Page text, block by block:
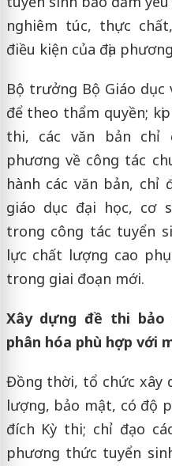
nghiêm túc, thực
điều kiện của địa
Bộ trưởng Bộ Giáo
để theo thẩm quyền;
thi, các văn bản chỉ
phương về công tác
hành các văn bản, chỉ
giáo dục đại học, cơ
trong công tác tuyển
lực chất lượng cao
trong giai đoạn mới.
Xây dựng đề thi
phân hóa phù hợp với
Đồng thời, tổ chức xây
lượng, bảo mật, có độ
đích Kỳ thi; chỉ đạo
phương thức tuyển